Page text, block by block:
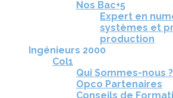
Nos Bac+5
Expert en
systèmes et
production
Ingénieurs 2000
Col1
Qui Sommes-nous ?
Opco Partenaires
Conseils de